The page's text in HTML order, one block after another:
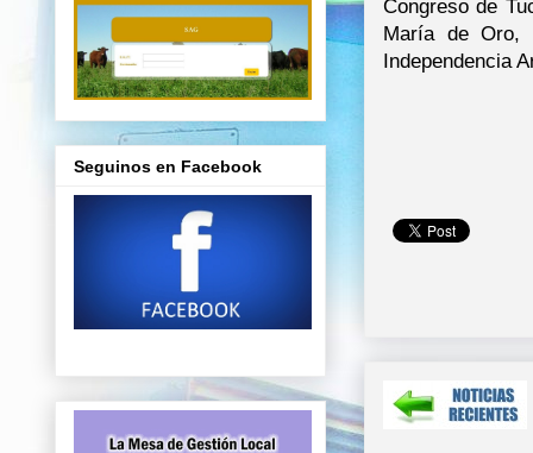
Congreso de
María de Oro,
Independencia
Seguinos en Facebook